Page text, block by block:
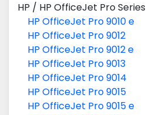
HP / HP OfficeJet Pro Series
HP OfficeJet Pro 9010 e
HP OfficeJet Pro 9012
HP OfficeJet Pro 9012 e
HP OfficeJet Pro 9013
HP OfficeJet Pro 9014
HP OfficeJet Pro 9015
HP OfficeJet Pro 9015 e